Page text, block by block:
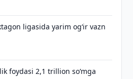
ligasida yarim og‘ir vazn
foydasi 2,1 trillion so‘mga